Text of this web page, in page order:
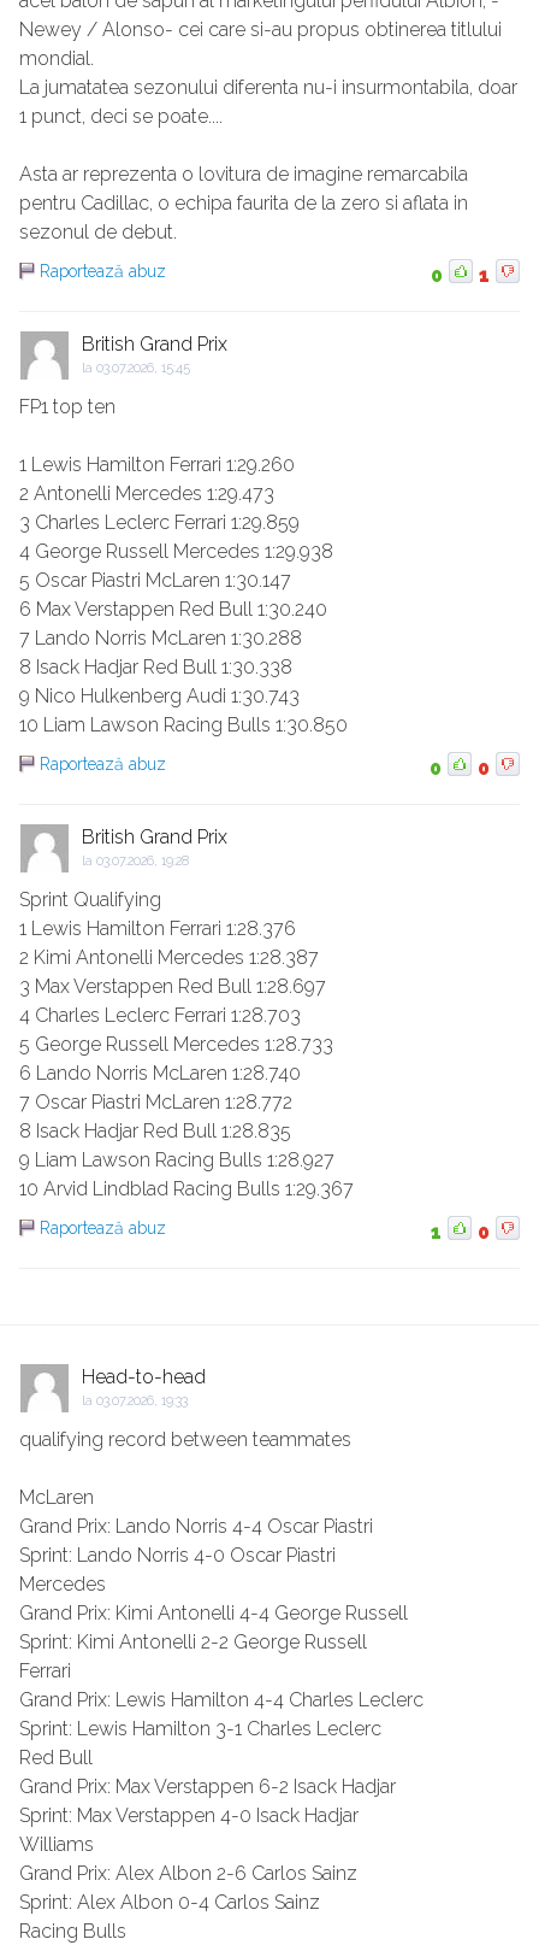
Newey / Alonso- cei care si-au propus obtinerea titlului
mondial.
La jumatatea sezonului diferenta nu-i insurmontabila, doar
1 punct, deci se poate....
Asta ar reprezenta o lovitura de imagine remarcabila
pentru Cadillac, o echipa faurita de la zero si aflata in
sezonul de debut.
Raportează abuz 0 1
British Grand Prix
la 03.07.2026, 15:45
FP1 top ten
1 Lewis Hamilton Ferrari 1:29.260
2 Antonelli Mercedes 1:29.473
3 Charles Leclerc Ferrari 1:29.859
4 George Russell Mercedes 1:29.938
5 Oscar Piastri McLaren 1:30.147
6 Max Verstappen Red Bull 1:30.240
7 Lando Norris McLaren 1:30.288
8 Isack Hadjar Red Bull 1:30.338
9 Nico Hulkenberg Audi 1:30.743
10 Liam Lawson Racing Bulls 1:30.850
Raportează abuz 0 0
British Grand Prix
la 03.07.2026, 19:28
Sprint Qualifying
1 Lewis Hamilton Ferrari 1:28.376
2 Kimi Antonelli Mercedes 1:28.387
3 Max Verstappen Red Bull 1:28.697
4 Charles Leclerc Ferrari 1:28.703
5 George Russell Mercedes 1:28.733
6 Lando Norris McLaren 1:28.740
7 Oscar Piastri McLaren 1:28.772
8 Isack Hadjar Red Bull 1:28.835
9 Liam Lawson Racing Bulls 1:28.927
10 Arvid Lindblad Racing Bulls 1:29.367
Raportează abuz 1 0
Head-to-head
la 03.07.2026, 19:33
qualifying record between teammates
McLaren
Grand Prix: Lando Norris 4-4 Oscar Piastri
Sprint: Lando Norris 4-0 Oscar Piastri
Mercedes
Grand Prix: Kimi Antonelli 4-4 George Russell
Sprint: Kimi Antonelli 2-2 George Russell
Ferrari
Grand Prix: Lewis Hamilton 4-4 Charles Leclerc
Sprint: Lewis Hamilton 3-1 Charles Leclerc
Red Bull
Grand Prix: Max Verstappen 6-2 Isack Hadjar
Sprint: Max Verstappen 4-0 Isack Hadjar
Williams
Grand Prix: Alex Albon 2-6 Carlos Sainz
Sprint: Alex Albon 0-4 Carlos Sainz
Racing Bulls